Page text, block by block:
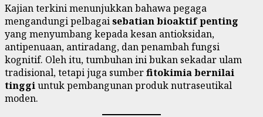
Kajian terkini menunjukkan bahawa pegaga
mengandungi pelbagaisebatian bioaktif penting
yang menyumbang kepada kesan antioksidan,
antipenuaan, antiradang, dan penambah fungsi
kognitif. Oleh itu, tumbuhan ini bukan sekadar ulam
tradisional, tetapi juga sumberfitokimia bernilai
tinggiuntuk pembangunan produk nutraseutikal
moden.